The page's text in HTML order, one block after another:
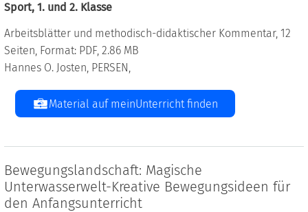
Sport, 1. und 2. Klasse
Arbeitsblätter und methodisch-didaktischer Kommentar, 12
Seiten, Format: PDF, 2.86 MB
Hannes O. Josten, PERSEN,
Material auf meinUnterricht finden
Bewegungslandschaft: Magische
Unterwasserwelt-Kreative Bewegungsideen für
den Anfangsunterricht